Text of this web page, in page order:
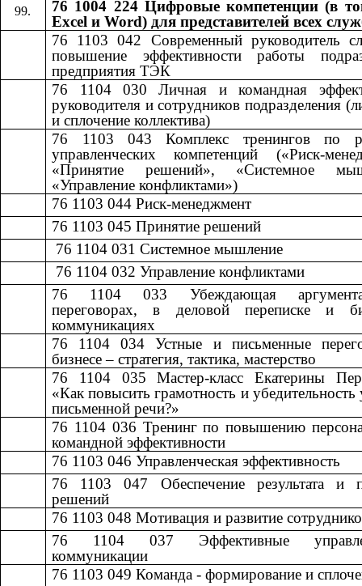
76 1004 224 Цифровые компетенции (в
Excel и Word) для представителей всех
76 1103 042
Современный руководитель
повышение эффективности работы
предприятия ТЭК
76 1104 030 ​​Личная и командная
руководителя и сотрудников подразделения
и сплочение коллектива)
76 1103 043 ​​Комплекс тренингов по
управленческих компетенций («Риск-
«Принятие решений», «Системное
«Управление конфликтами»)
76 1103 044 ​​Риск-менеджмент​​
76 1103 045 ​​Принятие решений​​
​​ 76 1104 031 ​​Системное мышление​​
​​ 76 1104 032 ​​Управление конфликтами​​
76 1104 033
Убеждающая
переговорах, в деловой переписке и
коммуникациях
76 1104 034 ​​Устные и письменные
бизнесе – стратегия, тактика, мастерство​​
76 1104 035 ​​Мастер-класс Екатерины
«Как повысить грамотность и убедительность
письменной речи?»
76 1104 036 Тренинг по повышению
командной эффективности
76 1103 046 ​​Управленческая эффективность​​
76 1103 047
Обеспечение результата и
решений​​
76 1103 048 ​​Мотивация и развитие
76 1104 037
Эффективные
коммуникации​​
76 1103 049 ​​Команда - формирование и